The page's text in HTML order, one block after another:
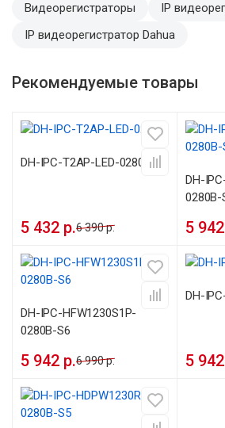
Видеорегистраторы
IP
IP видеорегистратор Dahua
Рекомендуемые товары
DH-IPC-T2AP-LED-0280B
5 432 р.6 390 р.
DH-
0280B-
5
DH-IPC-HFW1230S1P-
0280B-S6
5 942 р.6 990 р.
DH-
5